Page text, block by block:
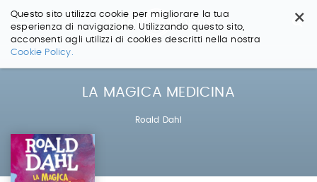
×
Questo sito utilizza cookie per migliorare la tua
esperienza di navigazione. Utilizzando questo sito,
acconsenti agli utilizzi di cookies descritti nella nostra
Cookie Policy.
Salta
LA MAGICA MEDICINA
Roald Dahl